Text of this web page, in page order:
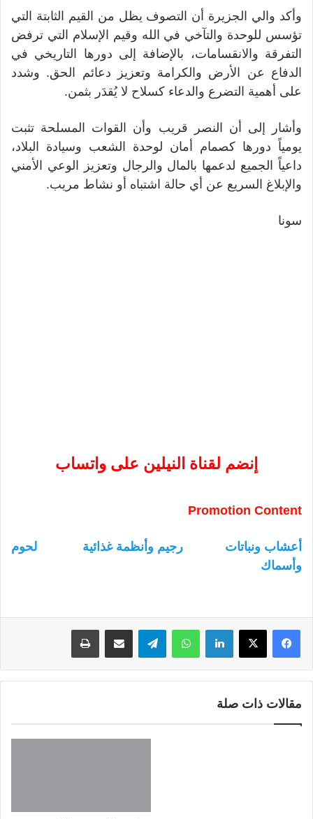
وأكد والي الجزيرة أن التصوف يظل من القيم الثابتة التي
تؤسس للوحدة والتآخي في الله وقيم الإسلام التي ترفض
التفرقة والانقسامات، بالإضافة إلى دورها التاريخي في
الدفاع عن الأرض والكرامة وتعزيز دعائم الحق. وشدد
على أهمية التضرع والدعاء كسلاح لا يُقدَر بثمن.
وأشار إلى أن النصر قريب وأن القوات المسلحة تثبت
يومياً دورها كصمام أمان لوحدة الشعب وسيادة البلاد،
داعياً الجميع لدعمها بالمال والرجال وتعزيز الوعي الأمني
والإبلاغ السريع عن أي حالة اشتباه أو نشاط مريب.
سونا
إنضم لقناة النيلين على واتساب
Promotion Content
أعشاب ونباتات رجيم وأنظمة غذائية
لحوم
وأسماك
لينكدإن واتساب
مقالات ذات صلة